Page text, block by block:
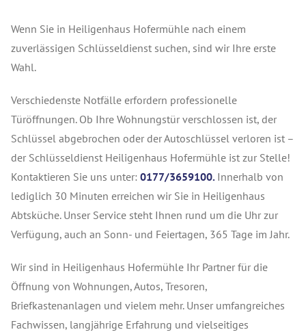
Wenn Sie in Heiligenhaus Hofermühle nach einem
zuverlässigen Schlüsseldienst suchen, sind wir Ihre erste
Wahl.
Verschiedenste Notfälle erfordern professionelle
Türöffnungen. Ob Ihre Wohnungstür verschlossen ist, der
Schlüssel abgebrochen oder der Autoschlüssel verloren ist –
der Schlüsseldienst Heiligenhaus Hofermühle ist zur Stelle!
Kontaktieren Sie uns unter: 0177/3659100. Innerhalb von
lediglich 30 Minuten erreichen wir Sie in Heiligenhaus
Abtsküche. Unser Service steht Ihnen rund um die Uhr zur
Verfügung, auch an Sonn- und Feiertagen, 365 Tage im Jahr.
Wir sind in Heiligenhaus Hofermühle Ihr Partner für die
Öffnung von Wohnungen, Autos, Tresoren,
Briefkastenanlagen und vielem mehr. Unser umfangreiches
Fachwissen, langjährige Erfahrung und vielseitiges